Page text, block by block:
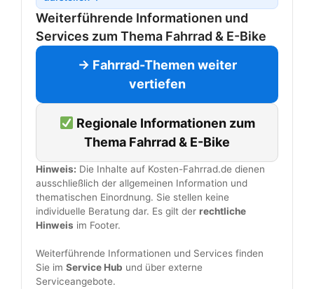
Weiterführende Informationen und
Services zum Thema Fahrrad & E-Bike
→ Fahrrad-Themen weiter
vertiefen
Regionale Informationen zum
Thema Fahrrad & E-Bike
Hinweis: Die Inhalte auf Kosten-Fahrrad.de dienen
ausschließlich der allgemeinen Information und
thematischen Einordnung. Sie stellen keine
individuelle Beratung dar. Es gilt der rechtliche
Hinweis im Footer.
Weiterführende Informationen und Services finden
Sie im Service Hub und über externe
Serviceangebote.